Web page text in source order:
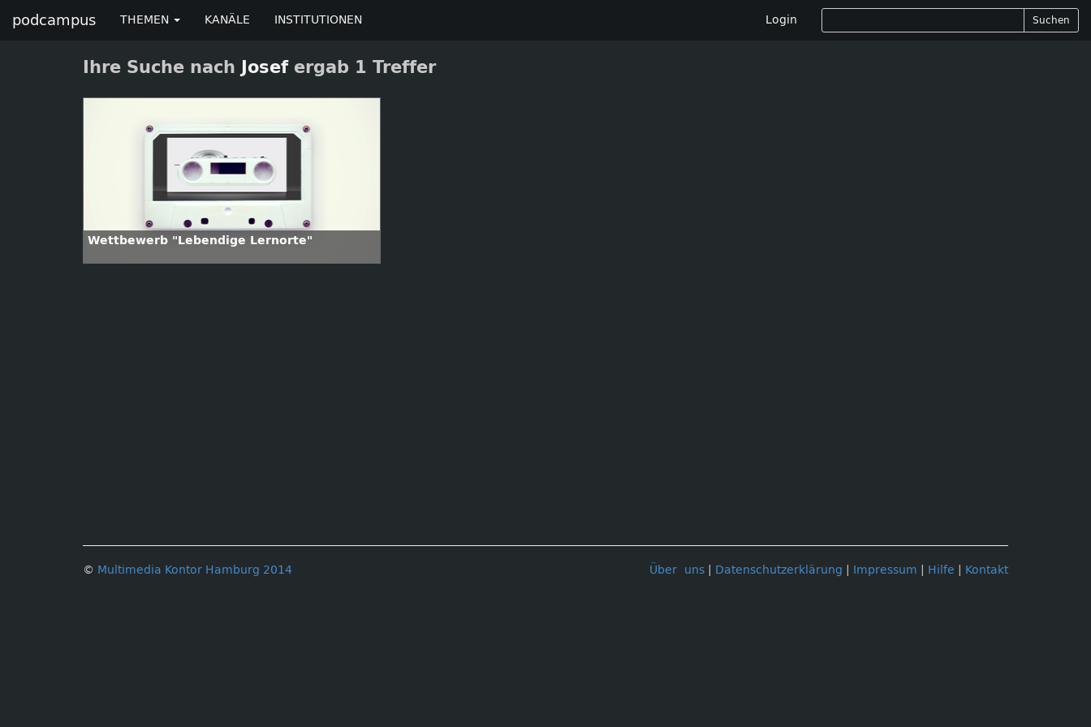
podcampus THEMEN KANÄLE INSTITUTIONEN Login Suchen
Ihre Suche nach Josefergab 1 Treffer
Wettbewerb "Lebendige Lernorte"
Über uns Datenschutzerklärung Impressum Hilfe Kontakt
© Multimedia Kontor Hamburg 2014